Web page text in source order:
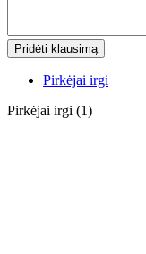
Pridėti klausimą
Pirkėjai irgi
Pirkėjai irgi (1)